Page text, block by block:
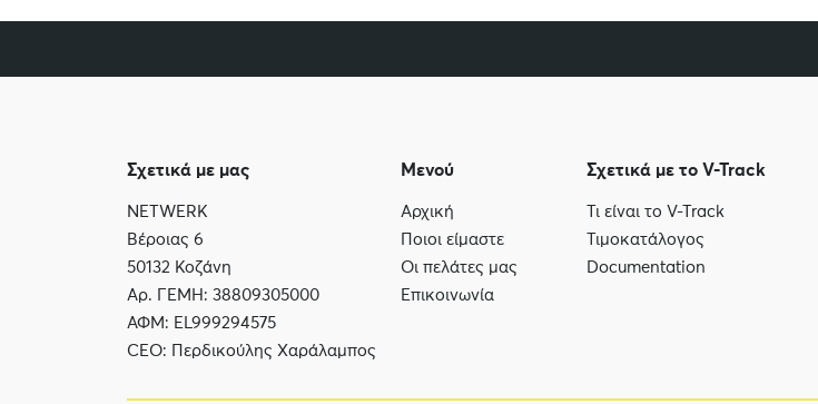
Σχετικά με μας
NETWERK
Βέροιας 6
50132 Κοζάνη
Αρ. ΓΕΜΗ: 38809305000
ΑΦΜ: EL999294575
CEO: Περδικούλης Χαράλαμπος
Μενού
Αρχική
Ποιοι είμαστε
Οι πελάτες μας
Επικοινωνία
Σχετικά με το V-Track
Τι είναι το V-Track
Τιμοκατάλογος
Documentation